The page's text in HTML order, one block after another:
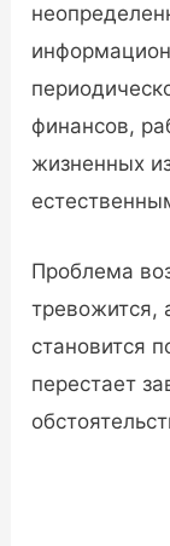
финансов,
жизненных
Проблема
тревожится,
становится
перестает